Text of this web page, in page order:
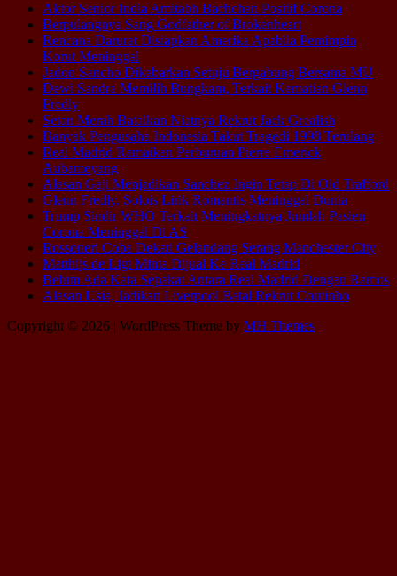
Aktor Senior India Amitabh Bachchan Positif Corona
Berpulangnya Sang Godfather of Brokenheart
Rencana Darurat Disiapkan Amerika Apabila Pemimpin
Korut Meninggal
Jadon Sancho Dikabarkan Setuju Bergabung Bersama MU
Dewi Sandra Memilih Bungkam, Terkait Kematian Glenn
Fredly
Setan Merah Batalkan Niatnya Rekrut Jack Grealish
Banyak Pengusaha Indonesia Takut Tragedi 1998 Terulang
Real Madrid Ramaikan Perburuan Pierre Emerick
Aubameyang
Alasan Gaji Menjadikan Sanchez Ingin Tetap Di Old Trafford
Glenn Fredly, Solois Lirik Romantis Meninggal Dunia
Trump Sindir WHO Terkait Meningkatnya Jumlah Pasien
Corona Meninggal Di AS
Rossoneri Coba Dekati Gelandang Serang Manchester City
Matthijs de Ligt Minta Dijual Ke Real Madrid
Belum Ada Kata Sepakat Antara Real Madrid Dengan Ramos
Alasan Usia, Jadikan Liverpool Batal Rekrut Coutinho
Copyright © 2026 | WordPress Theme by MH Themes